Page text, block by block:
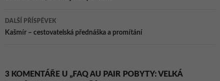
příspěvky
DALŠÍ PŘÍSPĚVEK
Kašmír – cestovatelská přednáška a promítání
3 KOMENTÁŘE U „FAQ AU PAIR POBYTY: VELKÁ